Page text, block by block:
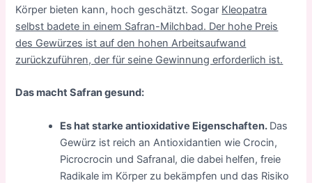
Körper bieten kann, hoch geschätzt. Sogar Kleopatra
selbst badete in einem Safran-Milchbad. Der hohe Preis
des Gewürzes ist auf den hohen Arbeitsaufwand
zurückzuführen, der für seine Gewinnung erforderlich ist.
Das macht Safran gesund:
Es hat starke antioxidative Eigenschaften. Das
Gewürz ist reich an Antioxidantien wie Crocin,
Picrocrocin und Safranal, die dabei helfen, freie
Radikale im Körper zu bekämpfen und das Risiko